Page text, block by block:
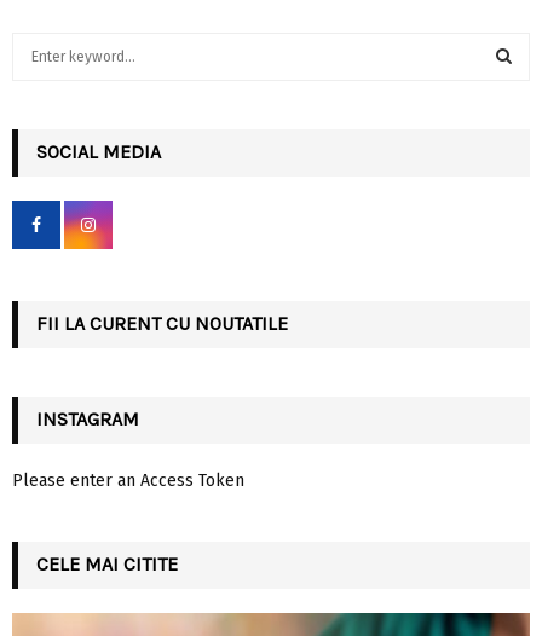
h
f
r
SOCIAL MEDIA
FII LA CURENT CU NOUTATILE
INSTAGRAM
Please enter an Access Token
CELE MAI CITITE